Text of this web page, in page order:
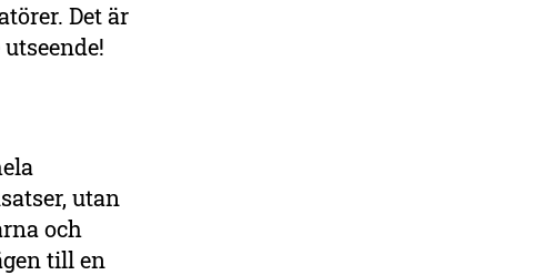
Det är
utan
och
till en